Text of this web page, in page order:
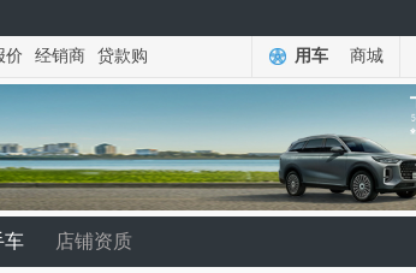
价 经销商 贷款购 用车 商城
车 店铺资质